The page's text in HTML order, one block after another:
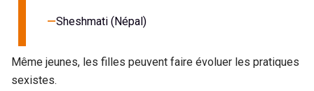
Sheshmati (Népal)
Même jeunes, les filles peuvent faire évoluer les pratiques
sexistes.